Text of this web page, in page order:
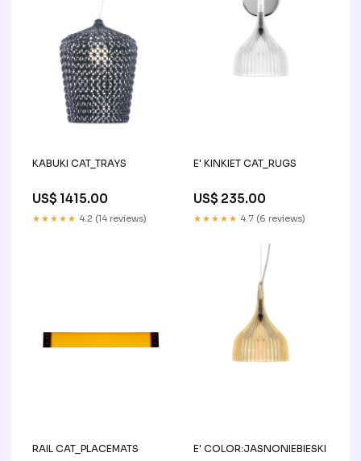
KABUKI CAT_TRAYS
US$ 1415.00
★★★★★ 4.2 (14 reviews)
E' KINKIET CAT_RUGS
US$ 235.00
★★★★★ 4.7 (6 reviews)
RAIL CAT_PLACEMATS E' COLOR:JASNONIEBIESKI